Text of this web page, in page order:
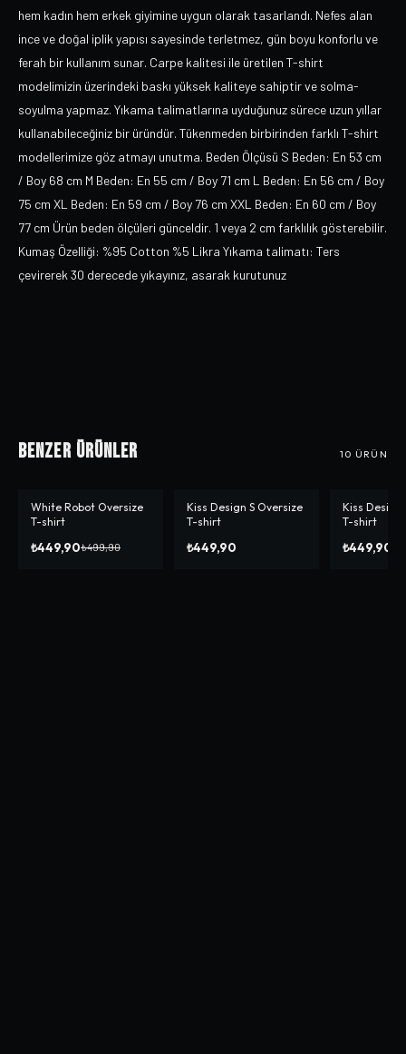
hem kadın hem erkek giyimine uygun olarak tasarlandı. Nefes alan
ince ve doğal iplik yapısı sayesinde terletmez, gün boyu konforlu ve
ferah bir kullanım sunar. Carpe kalitesi ile üretilen T-shirt
modelimizin üzerindeki baskı yüksek kaliteye sahiptir ve solma-
soyulma yapmaz. Yıkama talimatlarına uyduğunuz sürece uzun yıllar
kullanabileceğiniz bir üründür. Tükenmeden birbirinden farklı T-shirt
modellerimize göz atmayı unutma. Beden Ölçüsü S Beden: En 53 cm
/ Boy 68 cm M Beden: En 55 cm / Boy 71 cm L Beden: En 56 cm / Boy
75 cm XL Beden: En 59 cm / Boy 76 cm XXL Beden: En 60 cm / Boy
77 cm Ürün beden ölçüleri günceldir. 1 veya 2 cm farklılık gösterebilir.
Kumaş Özelliği: %95 Cotton %5 Likra Yıkama talimatı: Ters
çevirerek 30 derecede yıkayınız, asarak kurutunuz
Benzer Ürünler 10 ÜRÜN
-%10
White Robot Oversize
T-shirt
₺449,90₺499,90
Kiss Design S Oversize
T-shirt
₺449,90
Kiss Design
T-shirt
₺449,90